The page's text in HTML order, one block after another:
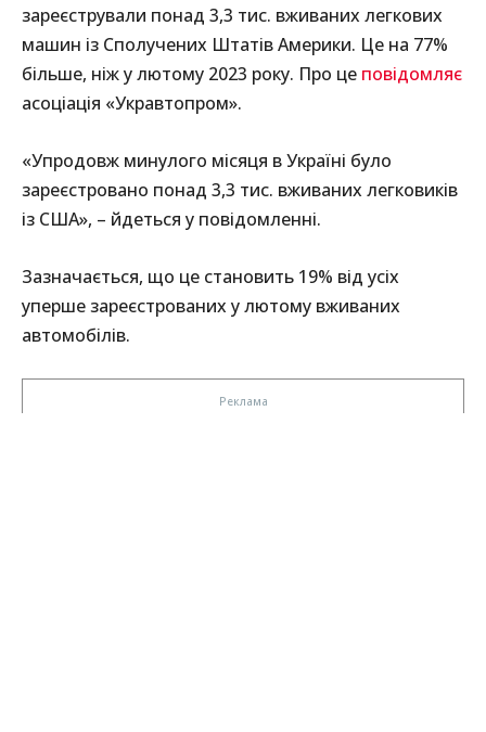
зареєстрували понад 3,3 тис. вживаних легкових
машин із Сполучених Штатів Америки. Це на 77%
більше, ніж у лютому 2023 року. Про це повідомляє
асоціація «Укравтопром».
«Упродовж минулого місяця в Україні було
зареєстровано понад 3,3 тис. вживаних легковиків
із США», – йдеться у повідомленні.
Зазначається, що це становить 19% від усіх
уперше зареєстрованих у лютому вживаних
автомобілів.